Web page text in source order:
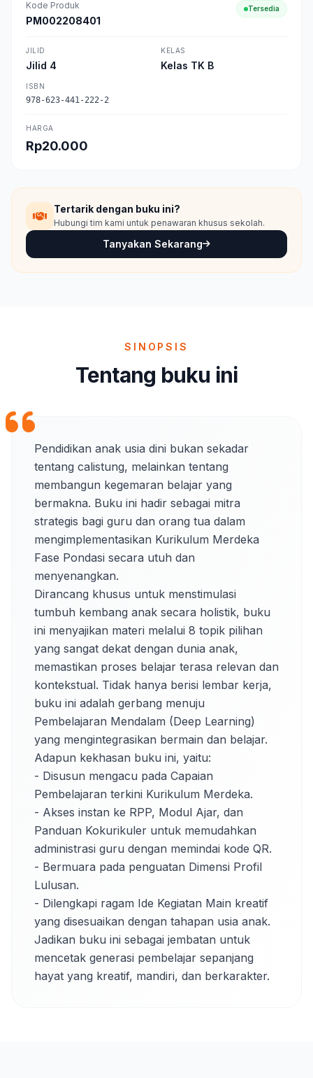
Kode Produk
PM002208401
Tersedia
JILID
Jilid 4
KELAS
Kelas TK B
ISBN
978-623-441-222-2
HARGA
Rp20.000
Tertarik dengan buku ini?
Hubungi tim kami untuk penawaran khusus sekolah.
Tanyakan Sekarang
SINOPSIS
Tentang buku ini
Pendidikan anak usia dini bukan sekadar
tentang calistung, melainkan tentang
membangun kegemaran belajar yang
bermakna. Buku ini hadir sebagai mitra
strategis bagi guru dan orang tua dalam
mengimplementasikan Kurikulum Merdeka
Fase Pondasi secara utuh dan
menyenangkan.
Dirancang khusus untuk menstimulasi
tumbuh kembang anak secara holistik, buku
ini menyajikan materi melalui 8 topik pilihan
yang sangat dekat dengan dunia anak,
memastikan proses belajar terasa relevan dan
kontekstual. Tidak hanya berisi lembar kerja,
buku ini adalah gerbang menuju
Pembelajaran Mendalam (Deep Learning)
yang mengintegrasikan bermain dan belajar.
Adapun kekhasan buku ini, yaitu:
- Disusun mengacu pada Capaian
Pembelajaran terkini Kurikulum Merdeka.
- Akses instan ke RPP, Modul Ajar, dan
Panduan Kokurikuler untuk memudahkan
administrasi guru dengan memindai kode QR.
- Bermuara pada penguatan Dimensi Profil
Lulusan.
- Dilengkapi ragam Ide Kegiatan Main kreatif
yang disesuaikan dengan tahapan usia anak.
Jadikan buku ini sebagai jembatan untuk
mencetak generasi pembelajar sepanjang
hayat yang kreatif, mandiri, dan berkarakter.